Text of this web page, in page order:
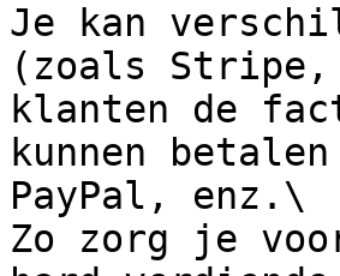
Je kan
(zoals
klanten de
kunnen
PayPal, enz.\
Zo zorg je